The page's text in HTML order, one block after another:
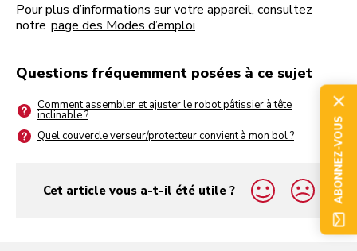
Pour plus d’informations sur votre appareil, consultez
notre page des Modes d’emploi.
Questions fréquemment posées à ce sujet
Comment assembler et ajuster le robot pâtissier à tête
inclinable ?
Quel couvercle verseur/protecteur convient à mon bol ?
Cet article vous a-t-il été utile ?
yes
no ABONNEZ-VOUS